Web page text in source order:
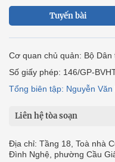
Tuyến bài
Cơ quan chủ quản: Bộ Dân
Số giấy phép: 146/GP-
Tổng biên tập: Nguyễn Văn
Liên hệ tòa soạn
Địa chỉ: Tầng 18, Toà nhà
Đình Nghệ, phường Cầu